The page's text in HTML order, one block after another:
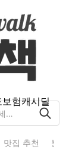
보험캐시딜
맛집 추천 분